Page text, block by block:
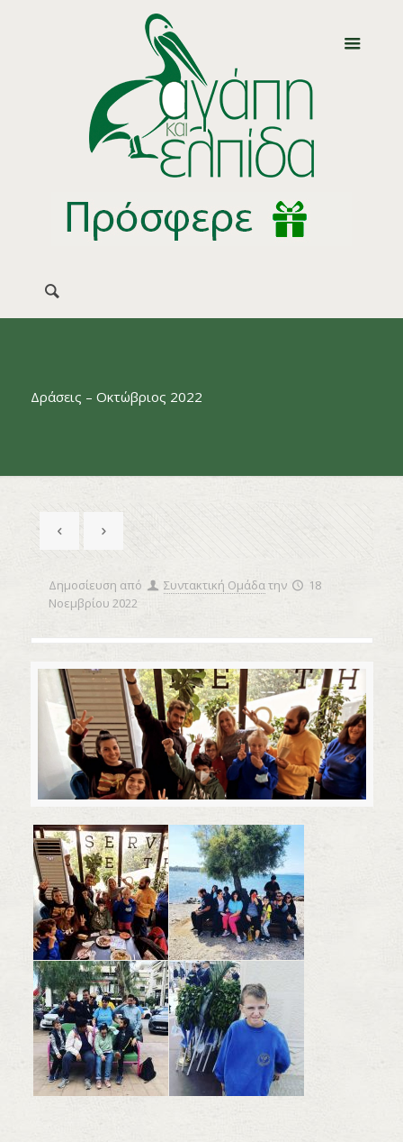
Δράσεις – Οκτώβριος 2022
Δημοσίευση από Συντακτική Ομάδατην
18
Νοεμβρίου 2022